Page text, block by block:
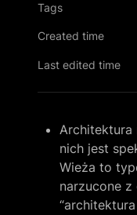
Tags
Created time
Last edited time
Architektura
nich jest
Wieża to
narzucone